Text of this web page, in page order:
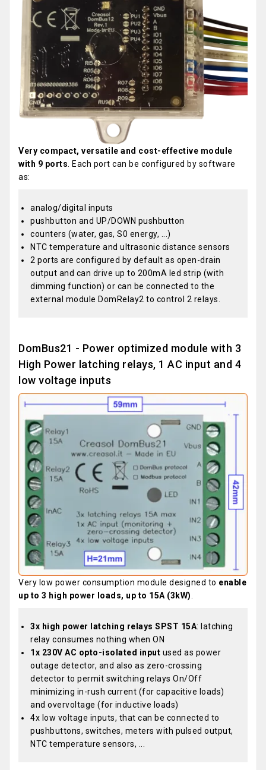
Very compact, versatile and cost-effective module
with 9 ports . Each port can be configured by software
as:
analog/digital inputs
pushbutton and UP/DOWN pushbutton
counters (water, gas, S0 energy, ...)
NTC temperature and ultrasonic distance sensors
2 ports are configured by default as open-drain
output and can drive up to 200mA led strip (with
dimming function) or can be connected to the
external module DomRelay2 to control 2 relays.
DomBus21 - Power optimized module with 3
High Power latching relays, 1 AC input and 4
low voltage inputs
Very low power consumption module designed to enable
up to 3 high power loads, up to 15A (3kW)
3x high power latching relays SPST 15A: latching
relay consumes nothing when ON
1x 230V AC opto-isolated input used as power
outage detector, and also as zero-crossing
detector to permit switching relays On/Off
minimizing in-rush current (for capacitive loads)
and overvoltage (for inductive loads)
4x low voltage inputs, that can be connected to
pushbuttons, switches, meters with pulsed output,
NTC temperature sensors, ...